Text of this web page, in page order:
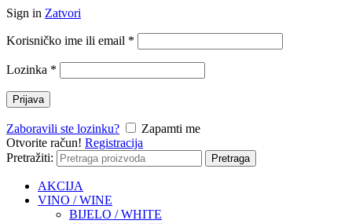
Sign in Zatvori
Korisničko ime ili email *
Lozinka *
Prijava
Zaboravili ste lozinku?
Zapamti me
Otvorite račun! Registracija
Pretražiti:
Pretraga
AKCIJA
VINO / WINE
BIJELO / WHITE